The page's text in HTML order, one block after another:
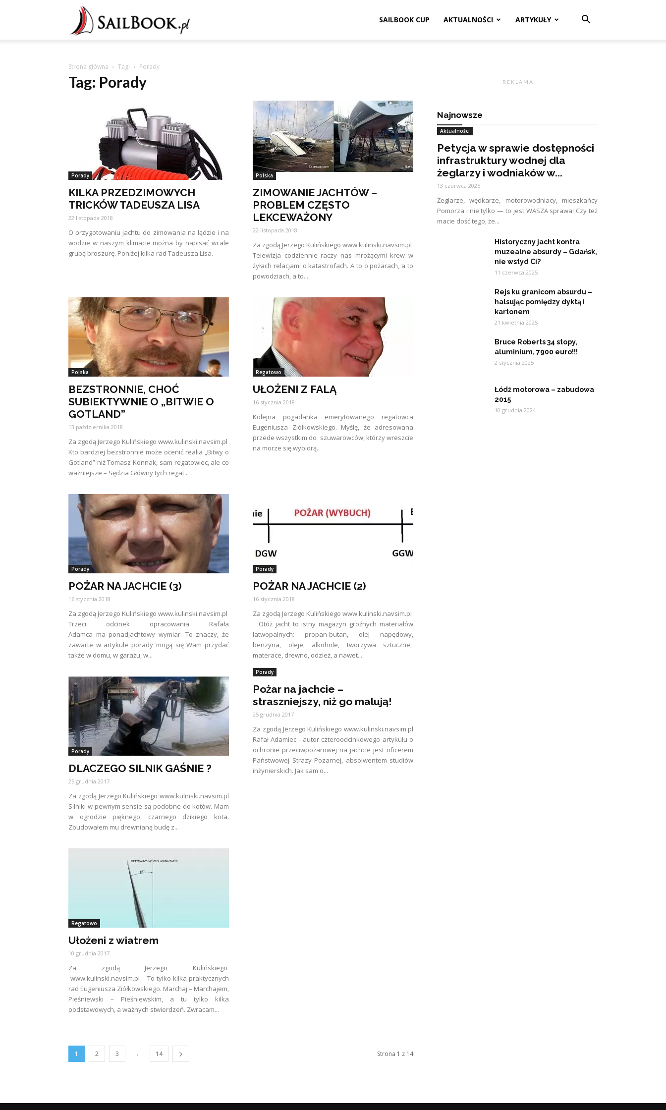
SAILBOOK CUP AKTUALNOŚCI ARTYKUŁY
Strona główna Tagi Porady
Tag: Porady
Porady
KILKA PRZEDZIMOWYCH
TRICKÓW TADEUSZA LISA
22 listopada 2018
O przygotowaniu jachtu do zimowania na lądzie i na
wodzie w naszym klimacie można by napisać wcale
grubą broszurę. Poniżej kilka rad Tadeusza Lisa.
Polska
ZIMOWANIE JACHTÓW –
PROBLEM CZĘSTO
LEKCEWAŻONY
22 listopada 2018
Za zgodą Jerzego Kulińskiego www.kulinski.navsim.pl
Telewizja codziennie raczy nas mrożącymi krew w
żyłach relacjami o katastrofach. A to o pożarach, a to
powodziach, a to...
Polska
BEZSTRONNIE, CHOĆ
SUBIEKTYWNIE O „BITWIE O
GOTLAND”
13 października 2018
Za zgodą Jerzego Kulińskiego www.kulinski.navsim.pl
Kto bardziej bezstronnie może ocenić realia „Bitwy o
Gotland” niż Tomasz Konnak, sam regatowiec, ale co
ważniejsze – Sędzia Główny tych regat...
Regatowo
UŁOŻENI Z FALĄ
16 stycznia 2018
Kolejna pogadanka emerytowanego regatowca
Eugeniusza Ziółkowskiego. Myślę, że adresowana
przede wszystkim do szuwarowców, którzy wreszcie
na morze się wybiorą.
Porady
POŻAR NA JACHCIE (3)
16 stycznia 2018
Za zgodą Jerzego Kulińskiego www.kulinski.navsim.pl
Trzeci odcinek opracowania Rafała
Adamca ma ponadjachtowy wymiar. To znaczy, że
zawarte w artykule porady mogą się Wam przydać
także w domu, w garażu, w...
Porady
POŻAR NA JACHCIE (2)
16 stycznia 2018
Za zgodą Jerzego Kulińskiego www.kulinski.navsim.pl
Otóż jacht to istny magazyn groźnych materiałów
łatwopalnych: propan-butan, olej napędowy,
benzyna, oleje, alkohole, tworzywa sztuczne,
materace, drewno, odzież, a nawet...
Porady
DLACZEGO SILNIK GAŚNIE ?
25 grudnia 2017
Za zgodą Jerzego Kulińskiego www.kulinski.navsim.pl
Silniki w pewnym sensie są podobne do kotów. Mam
w ogrodzie pięknego, czarnego dzikiego kota.
Zbudowałem mu drewnianą budę z...
Porady
Pożar na jachcie –
straszniejszy, niż go malują!
25 grudnia 2017
Za zgodą Jerzego Kulińskiego www.kulinski.navsim.pl
Rafał Adamiec - autor czteroodcinkowego artykułu o
ochronie przeciwpożarowej na jachcie jest oficerem
Państwowej Strazy Pozarnej, absolwentem studiów
inżynierskich. Jak sam o...
Regatowo
Ułożeni z wiatrem
10 grudnia 2017
Za zgodą Jerzego Kulińskiego
www.kulinski.navsim.pl To tylko kilka praktycznych
rad Eugeniusza Ziółkowskiego. Marchaj – Marchajem,
Pieśniewski – Pieśniewskim, a tu tylko kilka
podstawowych, a ważnych stwierdzeń. Zwracam...
1 2 3 ... 14 Strona 1 z 14
R E K L A M A
Najnowsze
Aktualności
Petycja w sprawie dostępności
infrastruktury wodnej dla
żeglarzy i wodniaków w...
13 czerwca 2025
Żeglarze, wędkarze, motorowodniacy, mieszkańcy
Pomorza i nie tylko — to jest WASZA sprawa! Czy też
macie dość tego, że...
Historyczny jacht kontra
muzealne absurdy – Gdańsk,
nie wstyd Ci?
11 czerwca 2025
Rejs ku granicom absurdu –
halsując pomiędzy dyktą i
kartonem
21 kwietnia 2025
Bruce Roberts 34 stopy,
aluminium, 7900 euro!!!
2 stycznia 2025
Łódź motorowa – zabudowa
2015
10 grudnia 2024